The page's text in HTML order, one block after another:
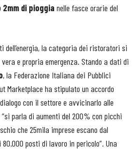
2mm di pioggia nelle fasce orarie del
dell’energia, la categoria dei ristoratori si
e propria emergenza. Stando a dati di
, la Federazione Italiana dei Pubblici
Marketplace ha stipulato un accordo
con il settore e avvicinarlo alle
parla di aumenti del 200% con picchi
che 25mila imprese escano dal
posti di lavoro in pericolo”. Una